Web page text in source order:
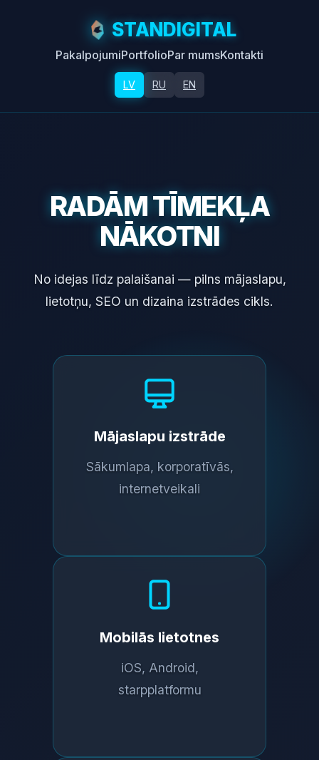
STANDIGITAL
PakalpojumiPortfolioPar mumsKontakti
LV RU EN
RADĀM TĪMEKĻA
NĀKOTNI
No idejas līdz palaišanai — pilns mājaslapu,
lietotņu, SEO un dizaina izstrādes cikls.
Mājaslapu izstrāde
Sākumlapa, korporatīvās,
internetveikali
Mobilās lietotnes
iOS, Android,
starpplatformu